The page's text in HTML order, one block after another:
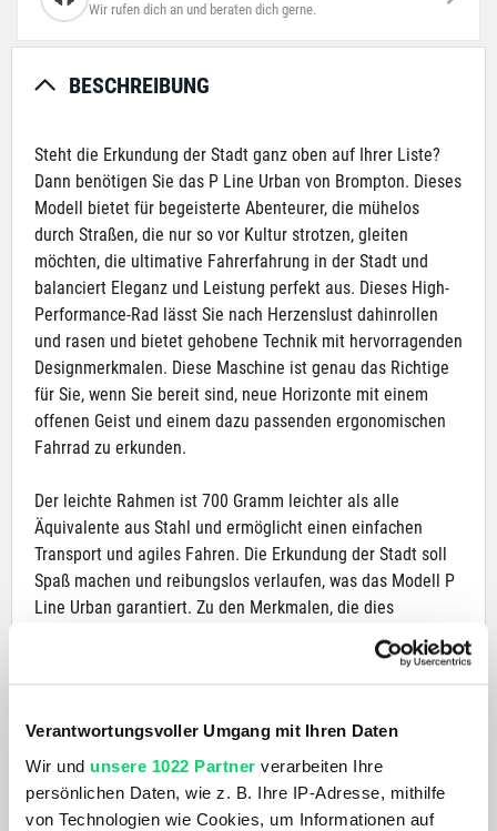
Verantwortungsvoller Umgang mit Ihren Daten
Wir und unsere 1022 Partner verarbeiten Ihre
persönlichen Daten, wie z. B. Ihre IP-Adresse, mithilfe
von Technologien wie Cookies, um Informationen auf
Wir rufen dich an und beraten dich gerne.
BESCHREIBUNG
Steht die Erkundung der Stadt ganz oben auf Ihrer Liste?
Dann benötigen Sie das P Line Urban von Brompton. Dieses
Modell bietet für begeisterte Abenteurer, die mühelos
durch Straßen, die nur so vor Kultur strotzen, gleiten
möchten, die ultimative Fahrerfahrung in der Stadt und
balanciert Eleganz und Leistung perfekt aus. Dieses High-
Performance-Rad lässt Sie nach Herzenslust dahinrollen
und rasen und bietet gehobene Technik mit hervorragenden
Designmerkmalen. Diese Maschine ist genau das Richtige
für Sie, wenn Sie bereit sind, neue Horizonte mit einem
offenen Geist und einem dazu passenden ergonomischen
Fahrrad zu erkunden.
Der leichte Rahmen ist 700 Gramm leichter als alle
Äquivalente aus Stahl und ermöglicht einen einfachen
Transport und agiles Fahren. Die Erkundung der Stadt soll
Spaß machen und reibungslos verlaufen, was das Modell P
Line Urban garantiert. Zu den Merkmalen, die dies
Federungsblock, der stoßdämpfende Titanrahmen und die
4-Gang-Schaltung, die für eine komfortable Fahrt bei jeder
wurde bei der Entwicklung der intelligenten Schaltung auch
an das Abenteuer in der Stadt gedacht, so dass Sie sicher
und kontrolliert um enge Kurven und durch den Verkehr
schlängeln können.